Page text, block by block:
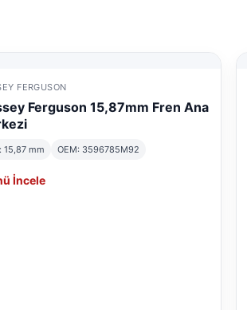
FERGUSON
Ferguson 15,87mm Fren Ana
15,87 mm OEM: 3596785M92
İncele